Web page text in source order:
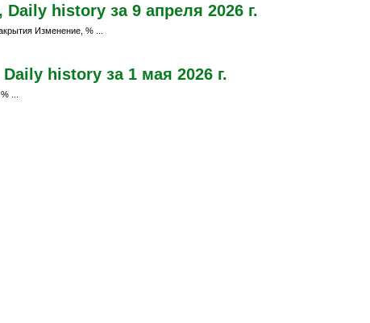
history за 9 апреля 2026 г.
Изменение, % ...
history за 1 мая 2026 г.
...